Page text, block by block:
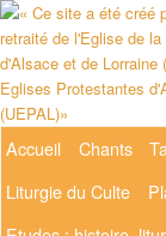
Aller
au
contenu
principal
Menu
Accueil Chants
Liturgie du Culte